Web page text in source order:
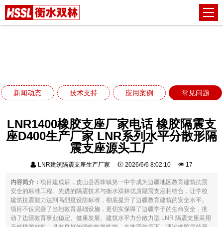
新闻动态 技术支持 应用案例 常见问题
LNR1400橡胶支座厂家电话 橡胶隔震支
座D400生产厂家 LNR系列水平分散形隔
震支座源头工厂
LNR建筑隔震支座生产厂家 2026/6/6 8:02:10 17
内容简介：项目建成后，皮山县西珠镇第一中学成为边疆地区教育建筑抗震
安全的标准工程。先进的隔震技术与衡水双林优质隔震支座相结合，让学校
建筑抗震能力达到高烈度设防标准，彻底提升了边疆教育建筑的安全水平。
项目不仅完善了当地教育基础设施，更切实保障了边疆学子的生命安全，推
动了边疆教育事业稳定、健康发展。建筑水平力分散力型 LNR 隔震支座采用